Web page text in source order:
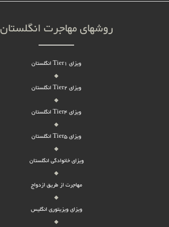
روشهای مهاجرت انگلستان
ویزای Tier1 انگلستان
ویزای Tier2 انگلستان
ویزای Tier4 انگلستان
ویزای Tier5 انگلستان
ویزای خانوادگی انگلستان
مهاجرت از طریق ازدواج
ویزای ویزیتوری انگلیس